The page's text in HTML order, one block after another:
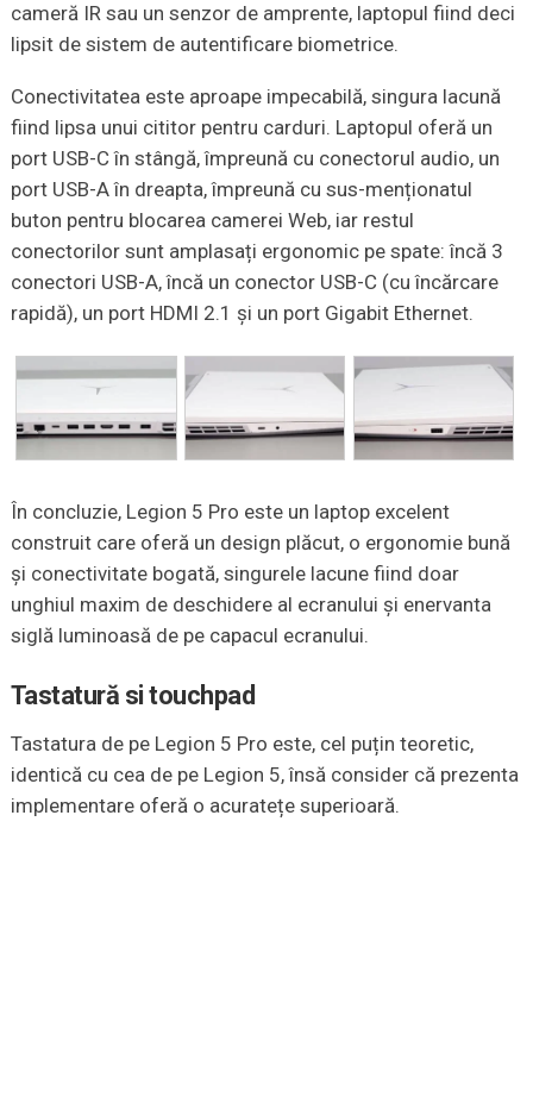
cameră IR sau un senzor de amprente, laptopul fiind deci
lipsit de sistem de autentificare biometrice.
Conectivitatea este aproape impecabilă, singura lacună
fiind lipsa unui cititor pentru carduri. Laptopul oferă un
port USB-C în stângă, împreună cu conectorul audio, un
port USB-A în dreapta, împreună cu sus-menționatul
buton pentru blocarea camerei Web, iar restul
conectorilor sunt amplasați ergonomic pe spate: încă 3
conectori USB-A, încă un conector USB-C (cu încărcare
rapidă), un port HDMI 2.1 și un port Gigabit Ethernet.
În concluzie, Legion 5 Pro este un laptop excelent
construit care oferă un design plăcut, o ergonomie bună
și conectivitate bogată, singurele lacune fiind doar
unghiul maxim de deschidere al ecranului și enervanta
siglă luminoasă de pe capacul ecranului.
Tastatură si touchpad
Tastatura de pe Legion 5 Pro este, cel puțin teoretic,
identică cu cea de pe Legion 5, însă consider că prezenta
implementare oferă o acuratețe superioară.